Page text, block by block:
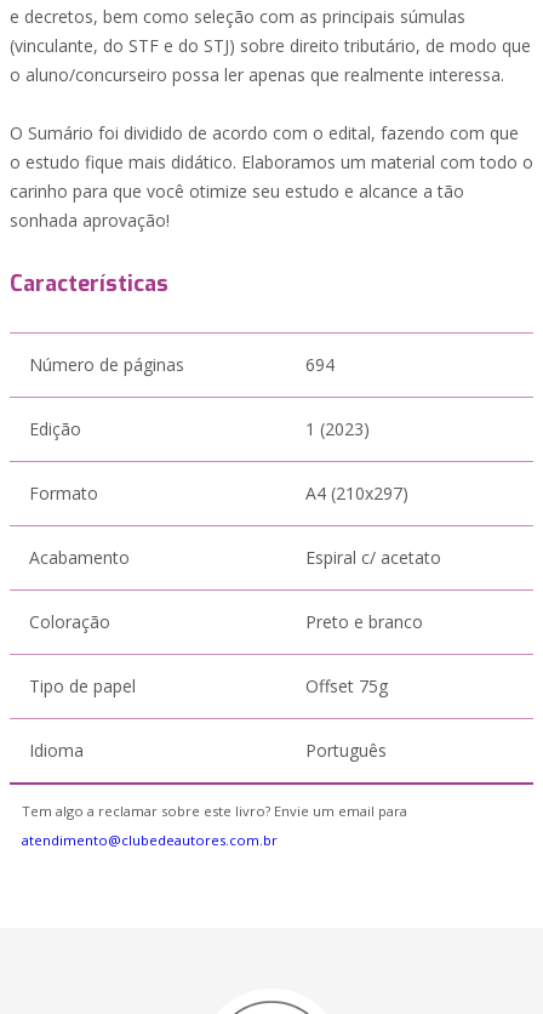
e decretos, bem como seleção com as principais súmulas
(vinculante, do STF e do STJ) sobre direito tributário, de modo que
o aluno/concurseiro possa ler apenas que realmente interessa.
O Sumário foi dividido de acordo com o edital, fazendo com que
o estudo fique mais didático. Elaboramos um material com todo o
carinho para que você otimize seu estudo e alcance a tão
sonhada aprovação!
Características
Número de páginas 694
Edição 1 (2023)
Formato A4 (210x297)
Acabamento Espiral c/ acetato
Coloração Preto e branco
Tipo de papel Offset 75g
Idioma Português
Tem algo a reclamar sobre este livro? Envie um email para
atendimento@clubedeautores.com.br